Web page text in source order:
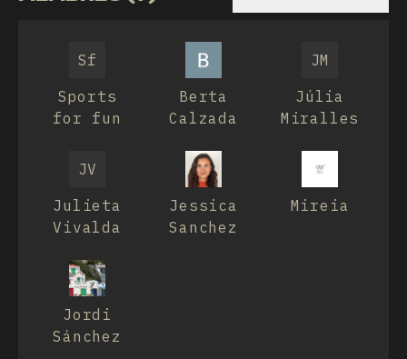
Sf
Sports
for fun
Berta
Calzada
JM
Júlia
Miralles
JV
Julieta
Vivalda
Jessica
Sanchez
Mireia
Jordi
Sánchez